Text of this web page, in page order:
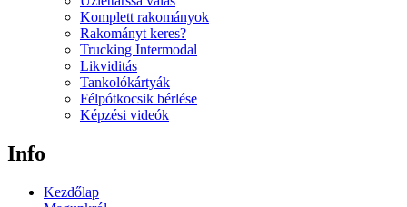
Komplett rakományok
Rakományt keres?
Trucking Intermodal
Likviditás
Tankolókártyák
Félpótkocsik bérlése
Képzési videók
Info
Kezdőlap